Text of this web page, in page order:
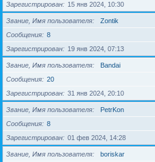
Зарегистрирован
15 янв 2024, 10:30
Звание, Имя пользователя
Zontik
Сообщения
8
Зарегистрирован
19 янв 2024, 07:13
Звание, Имя пользователя
Bandai
Сообщения
20
Зарегистрирован
31 янв 2024, 20:10
Звание, Имя пользователя
PetrKon
Сообщения
8
Зарегистрирован
01 фев 2024, 14:28
Звание, Имя пользователя
boriskar